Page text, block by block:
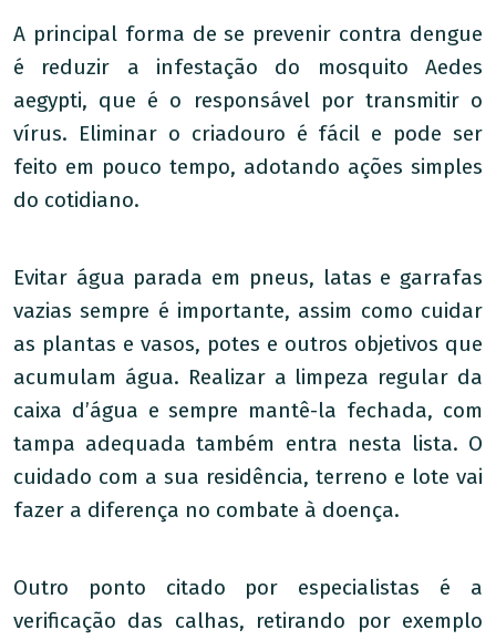
A principal forma de se prevenir contra dengue
é reduzir a infestação do mosquito Aedes
aegypti, que é o responsável por transmitir o
vírus. Eliminar o criadouro é fácil e pode ser
feito em pouco tempo, adotando ações simples
do cotidiano.
Evitar água parada em pneus, latas e garrafas
vazias sempre é importante, assim como cuidar
as plantas e vasos, potes e outros objetivos que
acumulam água. Realizar a limpeza regular da
caixa d’água e sempre mantê-la fechada, com
tampa adequada também entra nesta lista. O
cuidado com a sua residência, terreno e lote vai
fazer a diferença no combate à doença.
Outro ponto citado por especialistas é a
verificação das calhas, retirando por exemplo